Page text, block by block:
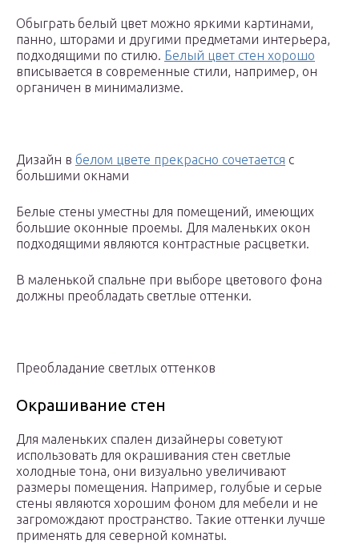
Обыграть белый цвет можно яркими картинами,
панно, шторами и другими предметами интерьера,
подходящими по стилю. Белый цвет стен хорошо
вписывается в современные стили, например, он
органичен в минимализме.
Дизайн в белом цвете прекрасно сочетается с
большими окнами
Белые стены уместны для помещений, имеющих
большие оконные проемы. Для маленьких окон
подходящими являются контрастные расцветки.
В маленькой спальне при выборе цветового фона
должны преобладать светлые оттенки.
Преобладание светлых оттенков
Окрашивание стен
Для маленьких спален дизайнеры советуют
использовать для окрашивания стен светлые
холодные тона, они визуально увеличивают
размеры помещения. Например, голубые и серые
стены являются хорошим фоном для мебели и не
загромождают пространство. Такие оттенки лучше
применять для северной комнаты.